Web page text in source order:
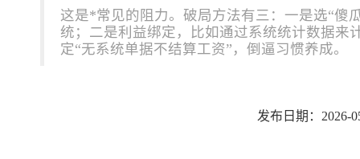
这是*常见的阻力。破局方法有三：一是选“傻
统；二是利益绑定，比如通过系统统计数据来
定“无系统单据不结算工资”，倒逼习惯养成。
发布日期：2026-